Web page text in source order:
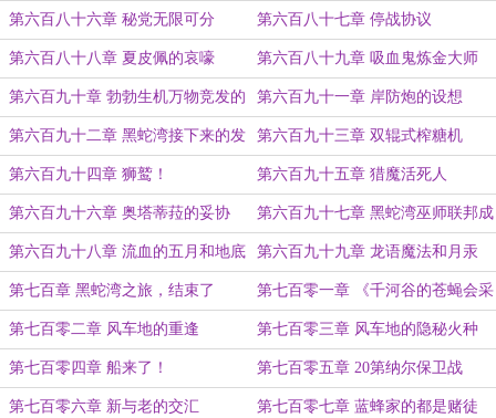
狗叛徒！
第六百八十六章 秘党无限可分 第六百八十七章 停战协议
第六百八十八章 夏皮佩的哀嚎 第六百八十九章 吸血鬼炼金大师
第六百九十章 勃勃生机万物竞发的
千河谷
第六百九十一章 岸防炮的设想
第六百九十二章 黑蛇湾接下来的发
展
第六百九十三章 双辊式榨糖机
第六百九十四章 狮鹫！ 第六百九十五章 猎魔活死人
第六百九十六章 奥塔蒂菈的妥协 第六百九十七章 黑蛇湾巫师联邦成
立！
第六百九十八章 流血的五月和地底
的巨龙
第六百九十九章 龙语魔法和月汞
第七百章 黑蛇湾之旅，结束了 第七百零一章 《千河谷的苍蝇会采
蜜》
第七百零二章 风车地的重逢 第七百零三章 风车地的隐秘火种
第七百零四章 船来了！ 第七百零五章 20第纳尔保卫战
第七百零六章 新与老的交汇 第七百零七章 蓝蜂家的都是赌徒